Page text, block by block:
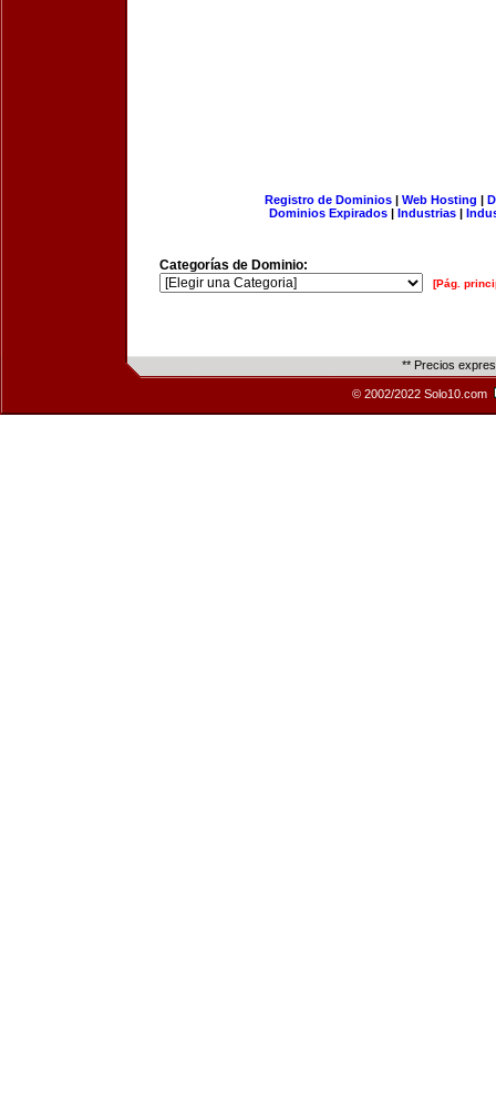
Registro de Dominios| Web Hosting |
Dominios Expirados | Industrias |
Categorías de Dominio:
[Pág.
** Precios
© 2002/2022 Solo10.com